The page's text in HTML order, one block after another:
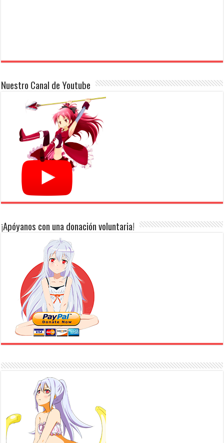
Nuestro Canal de Youtube
¡Apóyanos con una donación voluntaria!